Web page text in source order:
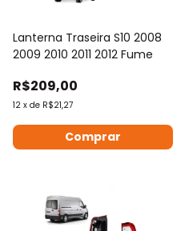
Lanterna Traseira S10 2008
2009 2010 2011 2012 Fume
R$209,00
12 x de R$21,27
Comprar